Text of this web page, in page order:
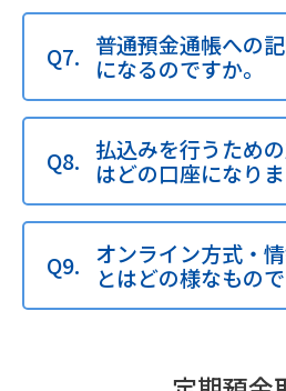
普通預金通帳への
になるのですか。
払込みを行うため
はどの口座になりま
オンライン方式・
とはどの様なもので